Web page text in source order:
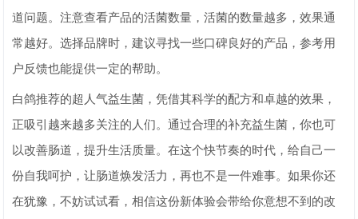
道问题。注意查看产品的活菌数量，活菌的数量越多，效果通
常越好。选择品牌时，建议寻找一些口碑良好的产品，参考用
户反馈也能提供一定的帮助。
白鸽推荐的超人气益生菌，凭借其科学的配方和卓越的效果，
正吸引越来越多关注的人们。通过合理的补充益生菌，你也可
以改善肠道，提升生活质量。在这个快节奏的时代，给自己一
份自我呵护，让肠道焕发活力，再也不是一件难事。如果你还
在犹豫，不妨试试看，相信这份新体验会带给你意想不到的改